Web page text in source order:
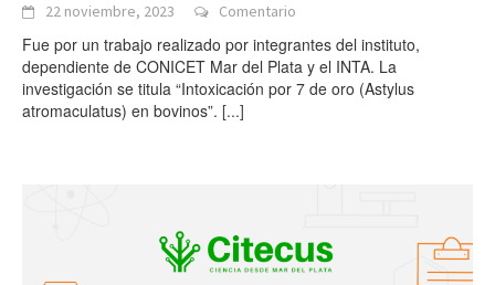
22 noviembre, 2023 Comentario
Fue por un trabajo realizado por integrantes del instituto,
dependiente de CONICET Mar del Plata y el INTA. La
investigación se titula “Intoxicación por 7 de oro (Astylus
atromaculatus) en bovinos”. [...]